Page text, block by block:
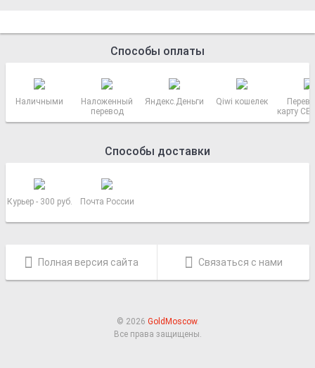
Способы оплаты
Наличными
Наложенный
перевод
Яндекс.Деньги Qiwi кошелек
карту
Способы доставки
Курьер - 300 руб. Почта России
Полная версия сайта Связаться с нами
© 2026 GoldMoscow.
Все права защищены.